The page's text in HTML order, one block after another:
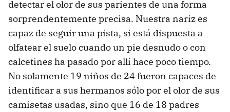
detectar el olor de sus parientes de una forma
sorprendentemente precisa. Nuestra nariz es
capaz de seguir una pista, si está dispuesta a
olfatear el suelo cuando un pie desnudo o con
calcetines ha pasado por allí hace poco tiempo.
No solamente 19 niños de 24 fueron capaces de
identificar a sus hermanos sólo por el olor de sus
camisetas usadas, sino que 16 de 18 padres